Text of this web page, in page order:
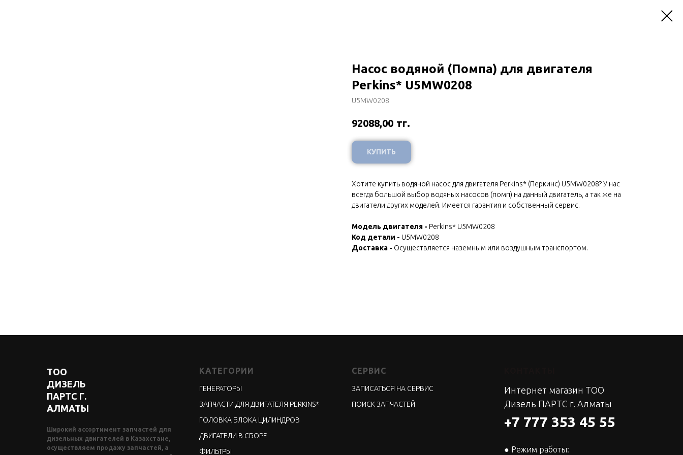
Насос водяной (Помпа) для двигателя
Perkins* U5MW0208
U5MW0208
92088,00 тг.
КУПИТЬ
Хотите купить водяной насос для двигателя Perkins* (Перкинс) U5MW0208? У нас
всегда большой выбор водяных насосов (помп) на данный двигатель, а так же на
двигатели других моделей. Имеется гарантия и собственный сервис.
Модель двигателя - Perkins* U5MW0208
Код детали - U5MW0208
Доставка - Осуществляется наземным или воздушным транспортом.
ТОО
ДИЗЕЛЬ
ПАРТС Г.
АЛМАТЫ
Широкий ассортимент запчастей для
дизельных двигателей в Казахстане,
осуществляем продажу запчастей, а
КАТЕГОРИИ
ГЕНЕРАТОРЫ
ЗАПЧАСТИ ДЛЯ ДВИГАТЕЛЯ PERKINS*
ГОЛОВКА БЛОКА ЦИЛИНДРОВ
ДВИГАТЕЛИ В СБОРЕ
ФИЛЬТРЫ
СЕРВИС
ЗАПИСАТЬСЯ НА СЕРВИС
ПОИСК ЗАПЧАСТЕЙ
Интернет магазин ТОО
Дизель ПАРТС г. Алматы
+7 777 353 45 55
● Режим работы: